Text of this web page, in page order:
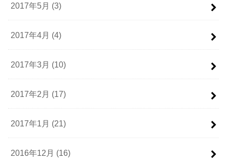
2017年5月 (3)
2017年4月 (4)
2017年3月 (10)
2017年2月 (17)
2017年1月 (21)
2016年12月 (16)